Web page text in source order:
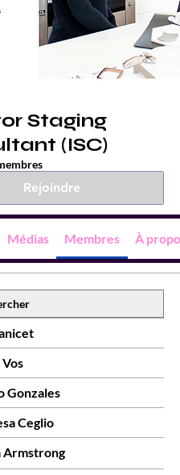
Staging
(ISC)
Rejoindre
Médias Membres À propos
Gonzales
Ceglio
Armstrong